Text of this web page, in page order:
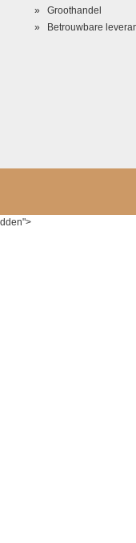
Groothandel
Betrouwbare